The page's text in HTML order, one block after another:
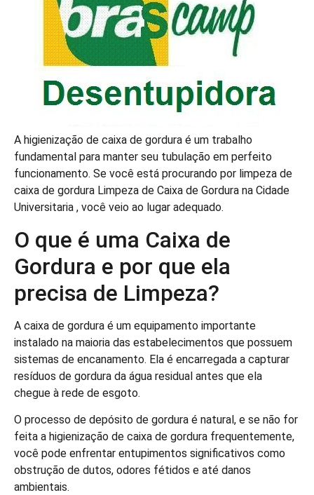
A higienização de caixa de gordura é um trabalho
fundamental para manter seu tubulação em perfeito
funcionamento. Se você está procurando por limpeza de
caixa de gordura Limpeza de Caixa de Gordura na Cidade
Universitaria , você veio ao lugar adequado.
O que é uma Caixa de
Gordura e por que ela
precisa de Limpeza?
A caixa de gordura é um equipamento importante
instalado na maioria das estabelecimentos que possuem
sistemas de encanamento. Ela é encarregada a capturar
resíduos de gordura da água residual antes que ela
chegue à rede de esgoto.
O processo de depósito de gordura é natural, e se não for
feita a higienização de caixa de gordura frequentemente,
você pode enfrentar entupimentos significativos como
obstrução de dutos, odores fétidos e até danos
ambientais.